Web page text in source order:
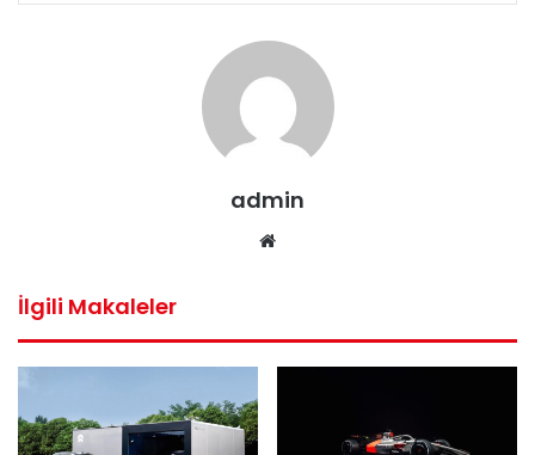
admin
İlgili Makaleler